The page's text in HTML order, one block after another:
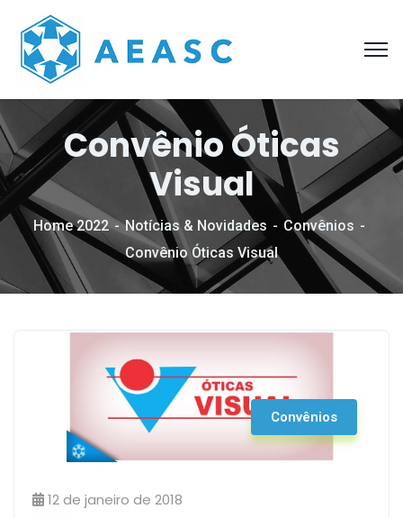
Convênio Óticas
Visual
Home 2022 Notícias & Novidades
Convênios
Convênio Óticas Visual
Convênios
12 de janeiro de 2018